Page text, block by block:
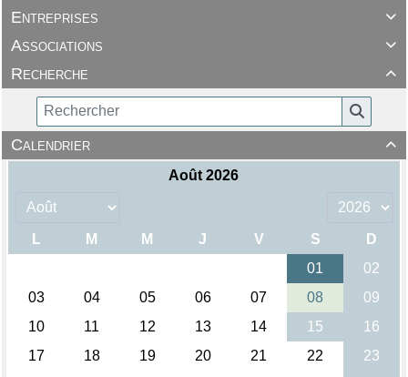

Entreprises

Associations

Recherche

Calendrier